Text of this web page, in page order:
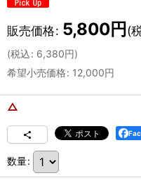
販売価格: 5,800円 (
(税込: 6,380円)
希望小売価格: 12,000円
△
数量: